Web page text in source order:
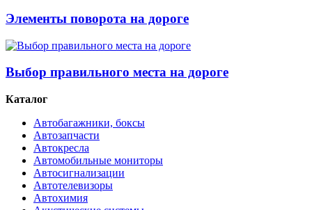
Элементы поворота на дороге
Выбор правильного места на дороге
Каталог
Автобагажники, боксы
Автозапчасти
Автокресла
Автомобильные мониторы
Автосигнализации
Автотелевизоры
Автохимия